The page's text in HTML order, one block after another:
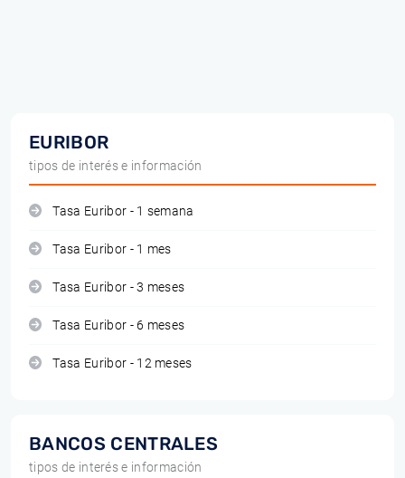
EURIBOR
tipos de interés e información
Tasa Euribor - 1 semana
Tasa Euribor - 1 mes
Tasa Euribor - 3 meses
Tasa Euribor - 6 meses
Tasa Euribor - 12 meses
BANCOS CENTRALES
tipos de interés e información